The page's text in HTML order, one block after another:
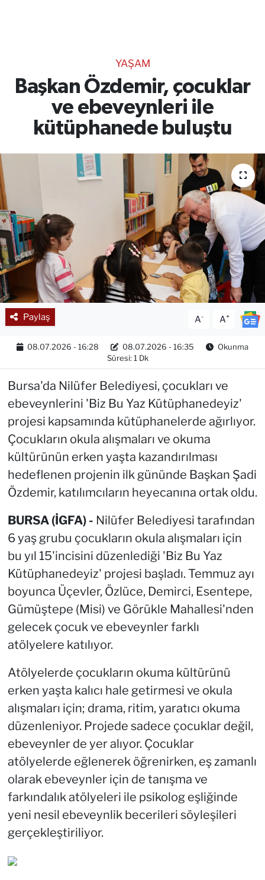
YAŞAM
Başkan Özdemir, çocuklar
ve ebeveynleri ile
kütüphanede buluştu
Paylaş A- A+
08.07.2026 - 16:28 08.07.2026 - 16:35
Okunma
Süresi: 1 Dk
Bursa'da Nilüfer Belediyesi, çocukları ve
ebeveynlerini 'Biz Bu Yaz Kütüphanedeyiz'
projesi kapsamında kütüphanelerde ağırlıyor.
Çocukların okula alışmaları ve okuma
kültürünün erken yaşta kazandırılması
hedeflenen projenin ilk gününde Başkan Şadi
Özdemir, katılımcıların heyecanına ortak oldu.
BURSA (İGFA) - Nilüfer Belediyesi tarafından
6 yaş grubu çocukların okula alışmaları için
bu yıl 15'incisini düzenlediği 'Biz Bu Yaz
Kütüphanedeyiz' projesi başladı. Temmuz ayı
boyunca Üçevler, Özlüce, Demirci, Esentepe,
Gümüştepe (Misi) ve Görükle Mahallesi'nden
gelecek çocuk ve ebeveynler farklı
atölyelere katılıyor.
Atölyelerde çocukların okuma kültürünü
erken yaşta kalıcı hale getirmesi ve okula
alışmaları için; drama, ritim, yaratıcı okuma
düzenleniyor. Projede sadece çocuklar değil,
ebeveynler de yer alıyor. Çocuklar
atölyelerde eğlenerek öğrenirken, eş zamanlı
olarak ebeveynler için de tanışma ve
farkındalık atölyeleri ile psikolog eşliğinde
yeni nesil ebeveynlik becerileri söyleşileri
gerçekleştiriliyor.
RESMİ İLANLAR
Gencsesfm Canlı Dinle